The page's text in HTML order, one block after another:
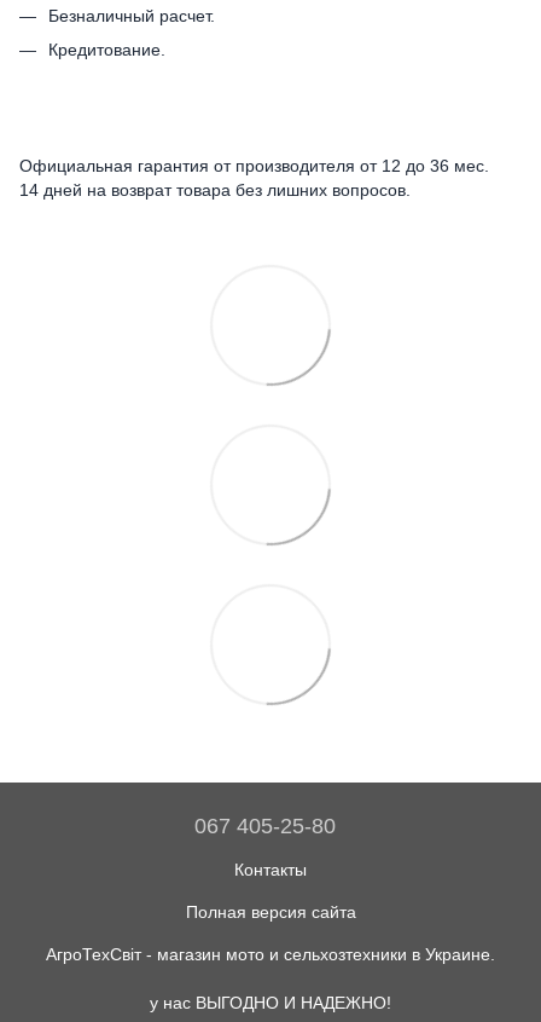
Безналичный расчет.
Кредитование.
Официальная гарантия от производителя от 12 до 36 мес.
14 дней на возврат товара без лишних вопросов.
067 405-25-80
Контакты
Полная версия сайта
АгроТехСвіт - магазин мото и сельхозтехники в Украине.
у нас ВЫГОДНО И НАДЕЖНО!